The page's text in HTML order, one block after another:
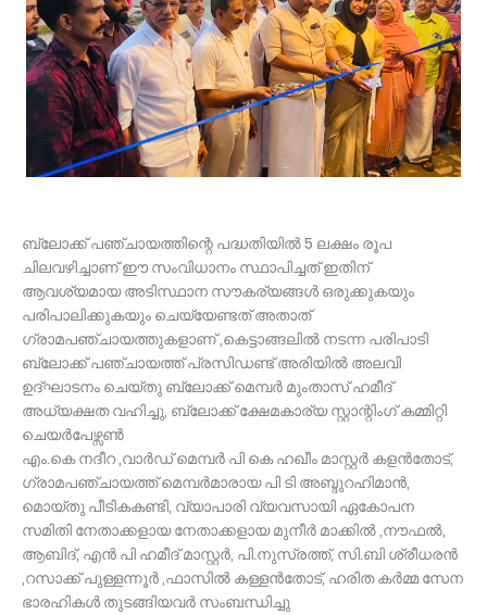
ബ്ലോക്ക് പഞ്ചായത്തിന്റെ പദ്ധതിയിൽ 5 ലക്ഷം രൂപ
ചിലവഴിച്ചാണ് ഈ സംവിധാനം സ്ഥാപിച്ചത് ഇതിന്
ആവശ്യമായ അടിസ്ഥാന സൗകര്യങ്ങൾ ഒരുക്കുകയും
പരിപാലിക്കുകയും ചെയ്യേണ്ടത് അതാത്
ഗ്രാമപഞ്ചായത്തുകളാണ് ,കെട്ടാങ്ങലിൽ നടന്ന പരിപാടി
ബ്ലോക്ക് പഞ്ചായത്ത് പ്രസിഡണ്ട് അരിയിൽ അലവി
ഉദ്ഘാടനം ചെയ്തു ബ്ലോക്ക് മെമ്പർ മുംതാസ് ഹമീദ്
അധ്യക്ഷത വഹിച്ചു, ബ്ലോക്ക് ക്ഷേമകാര്യ സ്റ്റാന്റിംഗ് കമ്മിറ്റി
ചെയർപേഴ്സൺ
എം.കെ നദീറ ,വാർഡ് മെമ്പർ പി കെ ഹഖീം മാസ്റ്റർ കളൻതോട്,
ഗ്രാമപഞ്ചായത്ത് മെമ്പർമാരായ പി ടി അബ്ദുറഹിമാൻ,
മൊയ്തു പീടികകണ്ടി, വ്യാപാരി വ്യവസായി ഏകോപന
സമിതി നേതാക്കളായ നേതാക്കളായ മുനീർ മാക്കിൽ ,നൗഫൽ,
ആബിദ്, എൻ പി ഹമീദ് മാസ്റ്റർ, പി.നുസ്രത്ത്, സി.ബി ശ്രീധരൻ
,റസാക്ക് പുള്ളന്നൂർ ,ഫാസിൽ കള്ളൻതോട്, ഹരിത കർമ്മ സേന
ഭാരഹികൾ തുടങ്ങിയവർ സംബന്ധിച്ചു